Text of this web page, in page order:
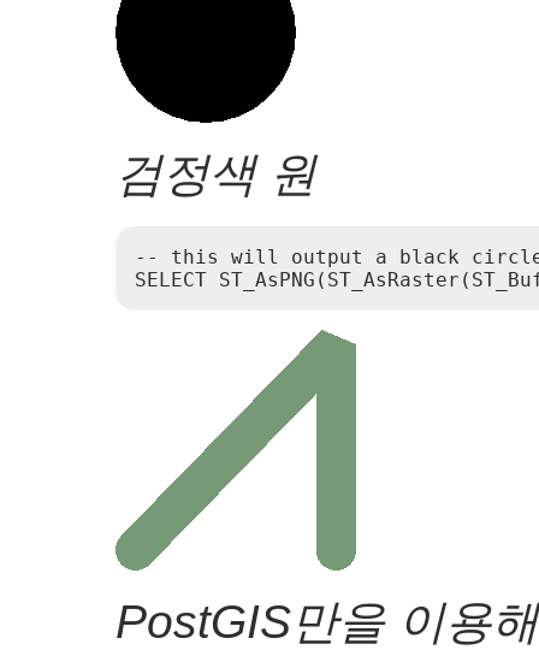
검정색 원
-- this will output a black
SELECT
PostGIS만을 이용